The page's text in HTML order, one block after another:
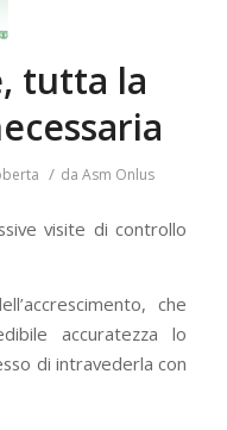
tutta la
/ daAsm Onlus
visite di controllo
che
accuratezza lo
di intravederla con